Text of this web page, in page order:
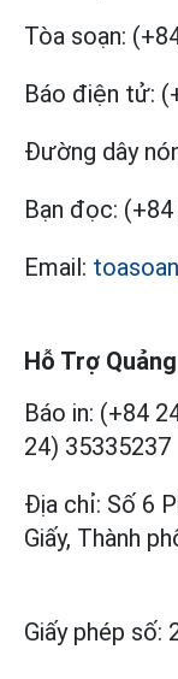
Tòa soạn:
Báo điện tử:
Đường dây
Bạn đọc:
Email:
Hỗ Trợ
Báo in: (+84
24) 35335237
Địa chỉ: Số 6
Giấy, Thành
Giấy phép số: